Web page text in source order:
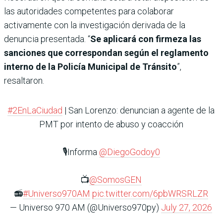
las autoridades competentes para colaborar
activamente con la investigación derivada de la
denuncia presentada. “Se aplicará con firmeza las
sanciones que correspondan según el reglamento
interno de la Policía Municipal de Tránsito”,
resaltaron.
#2EnLaCiudad | San Lorenzo: denuncian a agente de la
PMT por intento de abuso y coacción
🎙️Informa @DiegoGodoy0
📺@SomosGEN
📻#Universo970AM pic.twitter.com/6pbWRSRLZR
— Universo 970 AM (@Universo970py) July 27, 2026